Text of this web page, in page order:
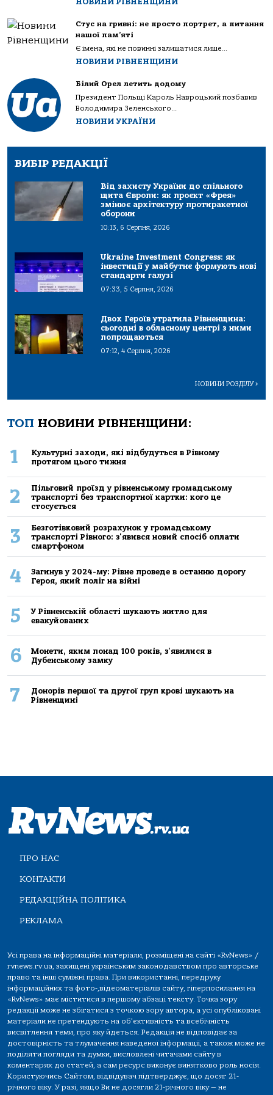
Стус на гривні: не просто портрет, а питання
нашої пам’яті
Є імена, які не повинні залишатися лише...
НОВИНИ РІВНЕНЩИНИ
Білий Орел летить додому
Президент Польщі Кароль Навроцький позбавив
Володимира Зеленського...
НОВИНИ УКРАЇНИ
ВИБІР РЕДАКЦІЇ
Від захисту України до спільного
щита Європи: як проєкт «Фрея»
змінює архітектуру протиракетної
оборони
10:13, 6 Серпня, 2026
Ukraine Investment Congress: як
інвестиції у майбутнє формують нові
стандарти галузі
07:33, 5 Серпня, 2026
Двох Героїв утратила Рівненщина:
сьогодні в обласному центрі з ними
попрощаються
07:12, 4 Серпня, 2026
НОВИНИ РОЗДІЛУ>
ТОП НОВИНИ РІВНЕНЩИНИ:
1
Культурні заходи, які відбудуться в Рівному
протягом цього тижня
2
Пільговий проїзд у рівненському громадському
транспорті без транспортної картки: кого це
стосується
3
Безготівковий розрахунок у громадському
транспорті Рівного: з'явився новий спосіб оплати
смартфоном
4
Загинув у 2024-му: Рівне проведе в останню дорогу
Героя, який поліг на війні
5
У Рівненській області шукають житло для
евакуйованих
6
Монети, яким понад 100 років, з'явилися в
Дубенському замку
7
Донорів першої та другої груп крові шукають на
Рівненщині
ПРО НАС
КОНТАКТИ
РЕДАКЦІЙНА ПОЛІТИКА
РЕКЛАМА
Усі права на інформаційні матеріали, розміщені на сайті «RvNews» /
rvnews.rv.ua, захищені українським законодавством про авторське
право та інші суміжні права. При використанні, передруку
інформаційних та фото-,відеоматеріалів сайту, гіперпосилання на
«RvNews» має міститися в першому абзаці тексту. Точка зору
редакції може не збігатися з точкою зору автора, а усі опубліковані
матеріали не претендують на об'єктивність та всебічність
висвітлення теми, про яку йдеться. Редакція не відповідає за
достовірність та тлумачення наведеної інформації, а також може не
поділяти погляди та думки, висловлені читачами сайту в
коментарях до статей, а сам ресурс виконує винятково роль носія.
Користуючись Сайтом, відвідувач підтверджує, що досяг 21-
річного віку. У разі, якщо Ви не досягли 21-річного віку — не